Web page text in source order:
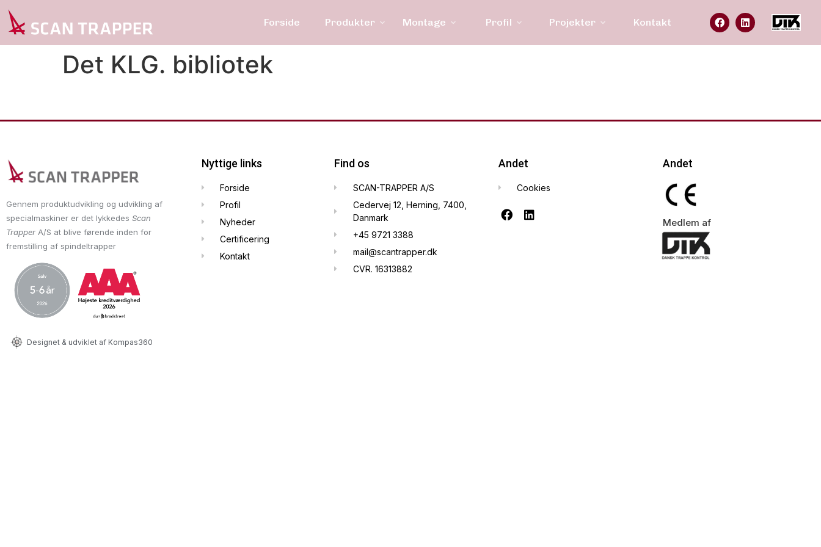
Forside Produkter Montage Profil Projekter Kontakt
Det KLG. bibliotek
Gennem produktudvikling og udvikling af
specialmaskiner er det lykkedes Scan
Trapper A/S at blive førende inden for
fremstilling af spindeltrapper
Designet & udviklet af Kompas360
Nyttige links
Forside
Profil
Nyheder
Certificering
Kontakt
Find os
SCAN-TRAPPER A/S
Cedervej 12, Herning, 7400,
Danmark
+45 9721 3388
mail@scantrapper.dk
CVR. 16313882
Andet
Cookies
Andet
Medlem af